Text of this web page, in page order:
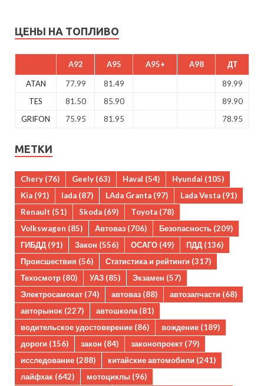
ЦЕНЫ НА ТОПЛИВО
A92 A95 A95+ A98 ДТ
ATAN 77.99 81.49
89.99
TES
81.50 85.90
89.90
GRIFON
75.95 81.95 78.95
МЕТКИ
Chery (76) Geely (63) Haval (54) Hyundai (105)
Kia (91) lada (87) LAda Granta (97) Lada Vesta (91)
Renault (51) Skoda (69) Toyota (78)
Volkswagen (85) Автоваз (706) Безопасность (209)
ГИБДД (91) Закон (556) ОСАГО (49) ПДД (136)
Происшествия (56) Статистика и рейтинги (317)
Техосмотр (80) УАЗ (85) Экзамен (57)
Электросамокат (74) автоваз (88) автозапчасти (68)
авторынок (227) автошкола(81)
водительское удостоверение (86) вождение (189)
дороги (156) закон (84) законопроект (79)
исследование (288) китайские автомобили (241)
лайфхак (642) мотоциклы (96)